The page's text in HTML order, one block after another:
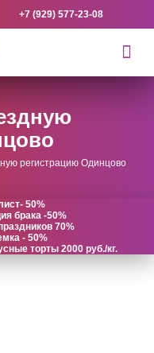
+7 (929) 577-23-08
регистрацию Одинцово
50%
брака -50%
70%
- 50%
торты 2000 руб./кг.